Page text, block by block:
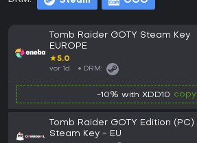
Tomb Raider GOTY Steam Key
EUROPE
★5.0
vor 1d DRM:
-10% with XDD10 copy
Tomb Raider GOTY Edition (PC)
Steam Key - EU